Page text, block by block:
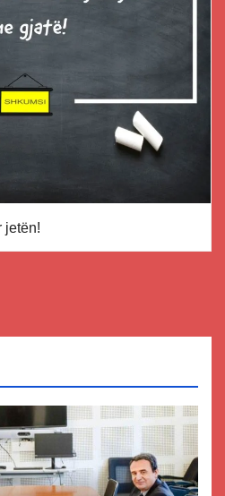
jetën!